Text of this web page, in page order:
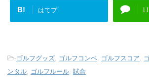
B! はてブ
-ゴルフグッズ ゴルフコンペ ゴルフスコア
ンタル
ゴルフルール 試合